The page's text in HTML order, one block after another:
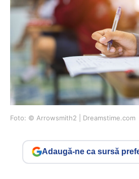
Foto: © Arrowsmith2 | Dreamstime.com
Adaugă-ne ca sursă